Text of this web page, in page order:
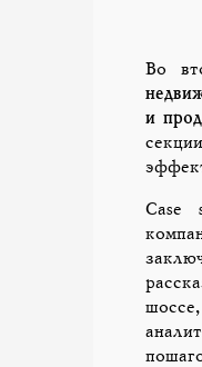
Во
и
Case